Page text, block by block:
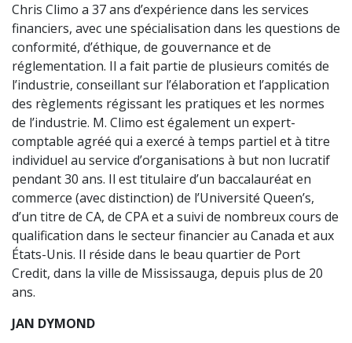
Chris Climo a 37 ans d’expérience dans les services
financiers, avec une spécialisation dans les questions de
conformité, d’éthique, de gouvernance et de
réglementation. Il a fait partie de plusieurs comités de
l’industrie, conseillant sur l’élaboration et l’application
des règlements régissant les pratiques et les normes
de l’industrie. M. Climo est également un expert-
comptable agréé qui a exercé à temps partiel et à titre
individuel au service d’organisations à but non lucratif
pendant 30 ans. Il est titulaire d’un baccalauréat en
commerce (avec distinction) de l’Université Queen’s,
d’un titre de CA, de CPA et a suivi de nombreux cours de
qualification dans le secteur financier au Canada et aux
États-Unis. Il réside dans le beau quartier de Port
Credit, dans la ville de Mississauga, depuis plus de 20
ans.
JAN DYMOND